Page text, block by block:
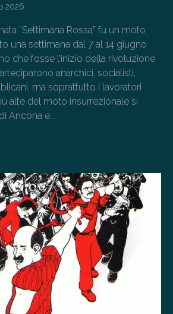
2026
“Settimana Rossa” fu un moto
una settimana dal 7 al 14 giugno
che fosse l’inizio della rivoluzione
anarchici, socialisti,
ma soprattutto i lavoratori
alte del moto insurrezionale si
Ancona e…